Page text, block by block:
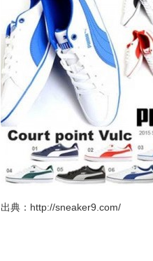
出典：http://sneaker9.com/